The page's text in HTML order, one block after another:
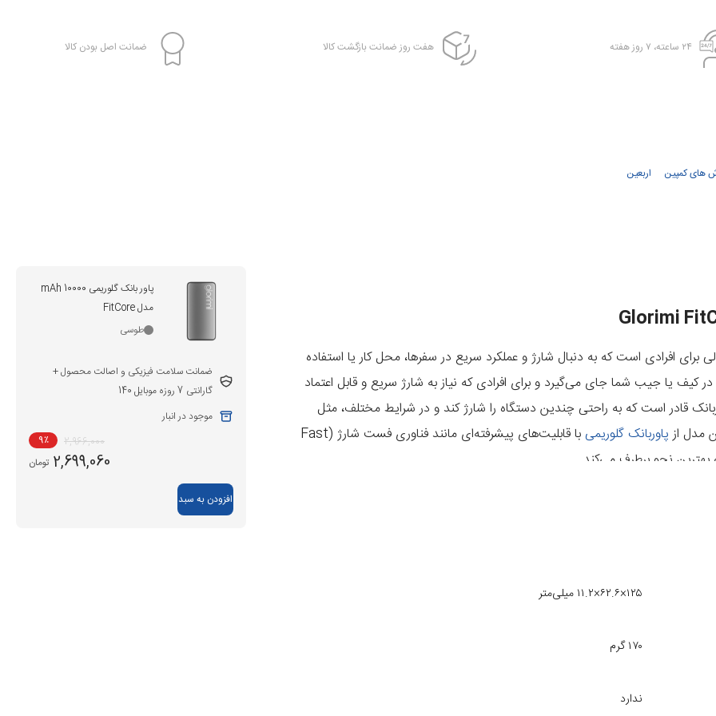
۲۴ ساعته، ۷ روز هفته هفت روز ضمانت بازگشت کالا ضمانت اصل بودن کالا
های کمپین اربعین
برای افرادی است که به دنبال شارژ و عملکرد سریع در سفرها، محل کار یا استفاده
کیف یا جیب شما جای می‌گیرد و برای افرادی که نیاز به شارژ سریع و قابل اعتماد
میلی‌آمپر ساعت، این پاوربانک قادر است که به راحتی چندین دستگاه را شارژ کند و در شرایط مختلف، مثل
مدل ازپاوربانک گلوریمی با قابلیت‌های پیشرفته‌ای مانند فناوری فست شارژ (Fast
۱۲۵×۶۲.۶×۱۱.۲ میلی‌متر
۱۷۰ گرم
ندارد
پاور بانک گلوریمی 10000 mAh
مدل FitCore
طوسی
ضمانت سلامت فیزیکی و اصالت محصول +
گارانتی 7 روزه موبایل 140
موجود در انبار
2,966,000
9٪
2,699,060 تومان
افزودن به سبد